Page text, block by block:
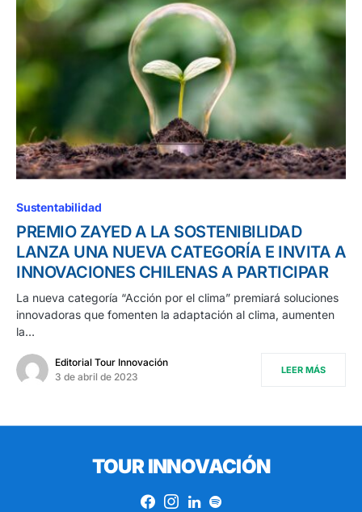
Sustentabilidad
PREMIO ZAYED A LA SOSTENIBILIDAD
LANZA UNA NUEVA CATEGORÍA E INVITA A
INNOVACIONES CHILENAS A PARTICIPAR
La nueva categoría “Acción por el clima” premiará soluciones
innovadoras que fomenten la adaptación al clima, aumenten
la…
Editorial Tour Innovación
3 de abril de 2023
LEER MÁS
TOUR INNOVACIÓN